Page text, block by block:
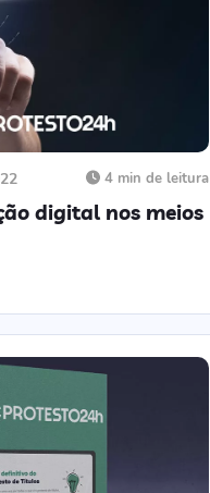
4 min de leitura
digital nos meios